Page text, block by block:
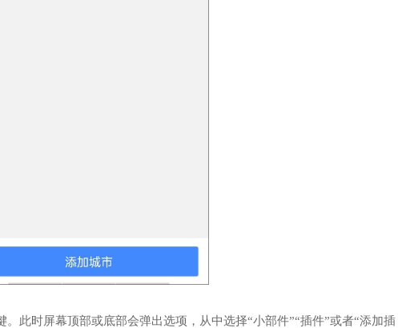
此时屏幕顶部或底部会弹出选项，从中选择“小部件”“插件”或者“添加插